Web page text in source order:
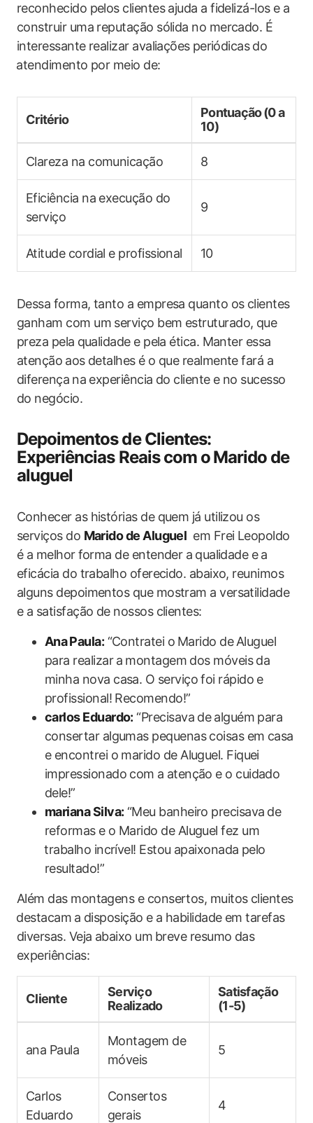
‌reconhecido pelos clientes ajuda a fidelizá-los e a
construir uma reputação sólida no mercado. É
interessante realizar​ avaliações ⁤periódicas⁤ do
⁤atendimento‍ por meio de:
Critério
Pontuação ⁢(0 a
10)
Clareza na comunicação 8
Eficiência na execução ‌do
serviço
9
Atitude cordial e​ profissional 10
Dessa forma, tanto a empresa ‌quanto os clientes
ganham com um serviço bem estruturado, que
preza pela⁢ qualidade e pela ética. Manter essa
atenção ⁣aos detalhes é o‌ que realmente fará ​a
diferença ⁢na experiência do cliente e no sucesso
do​ negócio.
Depoimentos de Clientes:⁢
Experiências Reais com o ⁣Marido de
aluguel
Conhecer as histórias de ‌quem já ‍utilizou ​os‌
serviços do Marido de Aluguel ‌ em Frei Leopoldo
‍é a melhor⁢ forma‌ de entender a⁤ qualidade e ⁣a⁢
eficácia do trabalho oferecido. abaixo, reunimos‍
alguns depoimentos que ​mostram a versatilidade⁣
e a satisfação‍ de nossos clientes:
Ana ⁤Paula: “Contratei o ⁢Marido de⁤ Aluguel
para‌ realizar⁤ a⁢ montagem dos móveis da
minha ​nova casa. O serviço foi rápido e
profissional! Recomendo!”
carlos‌ Eduardo: “Precisava de ⁣alguém para
consertar algumas pequenas coisas em casa
e encontrei ​o ‌marido de Aluguel. Fiquei
impressionado com ⁣a atenção e o‌ cuidado
dele!”
mariana Silva: “Meu banheiro precisava⁤ de
reformas e o Marido​ de Aluguel fez um
⁢trabalho incrível! Estou apaixonada pelo
resultado!”
Além das montagens e consertos,‌ muitos clientes
⁤destacam⁣ a disposição e a habilidade em tarefas
diversas. Veja abaixo‌ um⁤ breve resumo das⁢
experiências:
Cliente
Serviço
Realizado
Satisfação
(1-5)
ana Paula
Montagem de
‍móveis
5
Carlos
Eduardo
Consertos
gerais
4